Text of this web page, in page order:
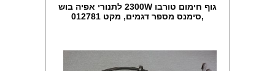
גוף חימום טורבו 2300W לתנורי אפיה בוש
,סימנס מספר דגמים, מקט 012781